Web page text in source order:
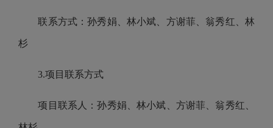
联系方式：孙秀娟、林小斌、方谢菲、翁秀红、林
杉
3.项目联系方式
项目联系人：孙秀娟、林小斌、方谢菲、翁秀红、